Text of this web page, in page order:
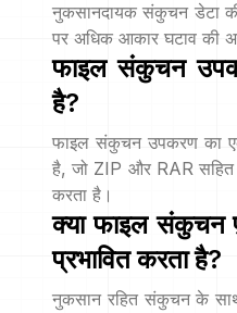
नुकसानदायक संकुचन डेटा
पर अधिक आकार घटाव की
फाइल संकुचन
है?
फाइल संकुचन उपकरण का
है, जो ZIP और RAR
करता है।
क्या फाइल संकुचन
प्रभावित करता है?
नुकसान रहित संकुचन के साथ,